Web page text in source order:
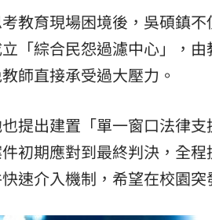
教育現場困境後，吳碩鎮
「綜合民怨過濾中心」，
師直接承受過大壓力。
提出建置「單一窗口法律
初期應對到最終判決，全
速介入機制，希望在校園